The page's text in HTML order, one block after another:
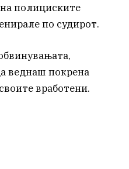
полициските
по судирот.
веднаш покрена
вработени.